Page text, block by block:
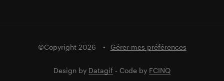
©Copyright 2026 Gérer mes préférences
Design by Datagif - Code by FCINQ